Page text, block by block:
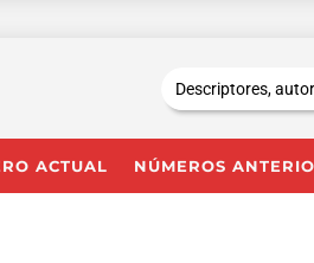
ACTUAL NÚMEROS